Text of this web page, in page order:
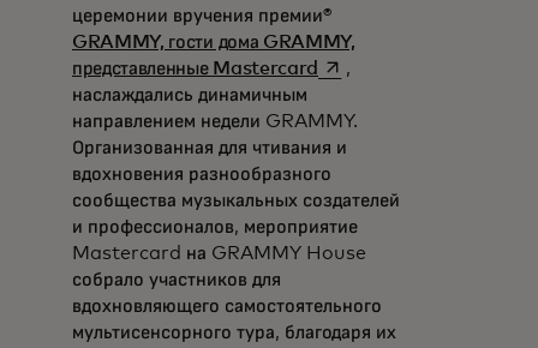
церемонии вручения премии®
GRAMMY, гости дома GRAMMY,
представленные Mastercard
opens in a new tab
,
наслаждались динамичным
направлением недели GRAMMY.
Организованная для чтивания и
вдохновения разнообразного
сообщества музыкальных создателей
и профессионалов, мероприятие
Mastercard на GRAMMY House
собрало участников для
вдохновляющего самостоятельного
мультисенсорного тура, благодаря их